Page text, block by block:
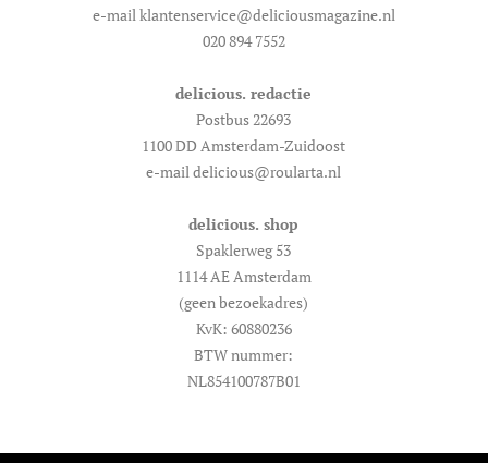
e-mail klantenservice@deliciousmagazine.nl
020 894 7552
delicious. redactie
Postbus 22693
1100 DD Amsterdam-Zuidoost
e-mail delicious@roularta.nl
delicious. shop
Spaklerweg 53
1114 AE Amsterdam
(geen bezoekadres)
KvK: 60880236
BTW nummer:
NL854100787B01